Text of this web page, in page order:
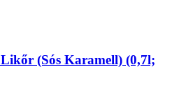
(Sós Karamell) (0,7l;